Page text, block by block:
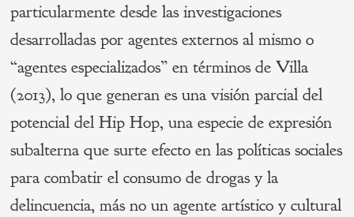
particularmente desde las investigaciones
desarrolladas por agentes externos al mismo o
“agentes especializados” en términos de Villa
(2013), lo que generan es una visión parcial del
potencial del Hip Hop, una especie de expresión
subalterna que surte efecto en las políticas sociales
para combatir el consumo de drogas y la
delincuencia, más no un agente artístico y cultural